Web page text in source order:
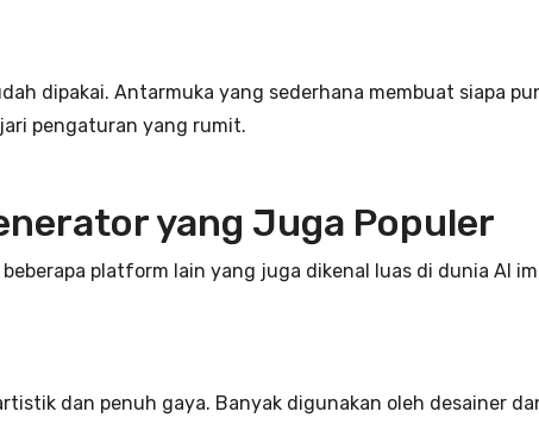
dipakai. Antarmuka yang sederhana membuat siapa
pengaturan yang rumit.
yang Juga Populer
platform lain yang juga dikenal luas di dunia AI
dan penuh gaya. Banyak digunakan oleh desainer